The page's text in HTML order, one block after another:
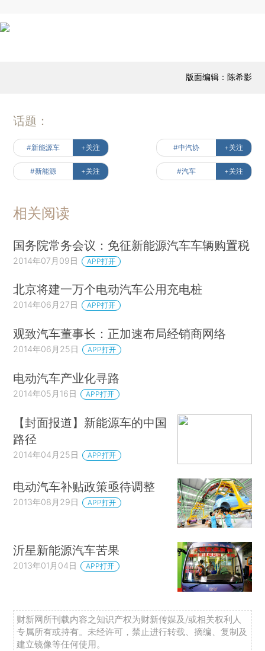
版面编辑：陈希影
话题：
#新能源车 +关注 #中汽协 +关注
#新能源 +关注 #汽车 +关注
相关阅读
国务院常务会议：免征新能源汽车车辆购置税
2014年07月09日 APP打开
北京将建一万个电动汽车公用充电桩
2014年06月27日 APP打开
观致汽车董事长：正加速布局经销商网络
2014年06月25日 APP打开
电动汽车产业化寻路
2014年05月16日 APP打开
【封面报道】新能源车的中国
路径
2014年04月25日 APP打开
电动汽车补贴政策亟待调整
2013年08月29日 APP打开
沂星新能源汽车苦果
2013年01月04日 APP打开
财新网所刊载内容之知识产权为财新传媒及/或相关权利人
专属所有或持有。未经许可，禁止进行转载、摘编、复制及
建立镜像等任何使用。